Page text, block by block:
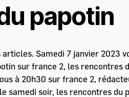
papotin
Samedi 7 janvier 2023
sur france 2, les rencontres
à 20h30 sur france 2,
samedi soir, les rencontres